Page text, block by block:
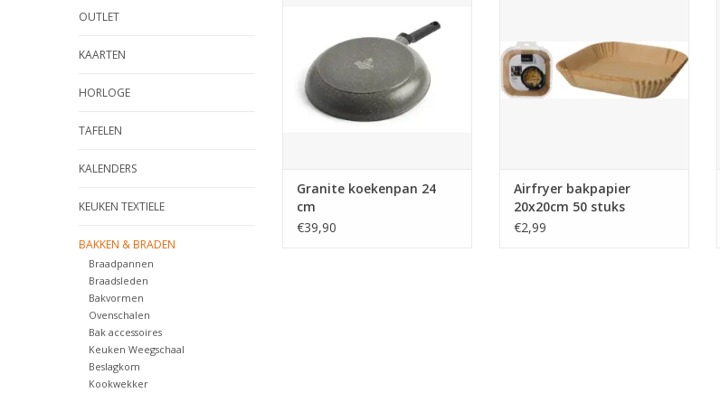
OUTLET
KAARTEN
HORLOGE
TAFELEN
KALENDERS
KEUKEN TEXTIELE
BAKKEN & BRADEN
Braadpannen
Braadsleden
Bakvormen
Ovenschalen
Bak accessoires
Keuken Weegschaal
Beslagkom
Kookwekker
Granite koekenpan 24
cm
€39,90
Airfryer bakpapier
20x20cm 50 stuks
€2,99